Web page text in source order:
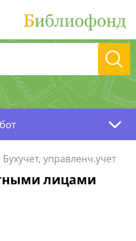
Бухучет, управленч.учет
лицами